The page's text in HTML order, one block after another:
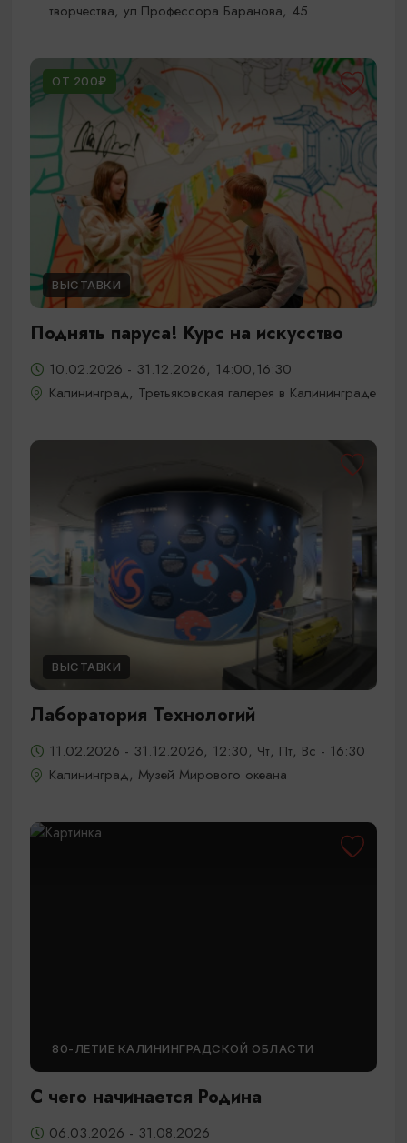
творчества, ул.Профессора Баранова, 45
ОТ 200₽
ВЫСТАВКИ
Поднять паруса! Курс на искусство
10.02.2026 - 31.12.2026, 14:00,16:30
Калининград, Третьяковская галерея в Калининграде
ВЫСТАВКИ
Лаборатория Технологий
11.02.2026 - 31.12.2026, 12:30, Чт, Пт, Вс - 16:30
Калининград, Музей Мирового океана
80-ЛЕТИЕ КАЛИНИНГРАДСКОЙ ОБЛАСТИ
С чего начинается Родина
06.03.2026 - 31.08.2026